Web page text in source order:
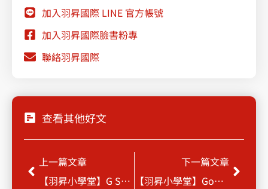
加入羽昇國際 LINE 官方帳號
加入羽昇國際臉書粉專
聯絡羽昇國際
查看其他好文
上一頁
上一篇文章
【羽昇小學堂】G Suite Essentials 強力登場
下一篇文章
【羽昇小學堂】Google Cloud Search
下一